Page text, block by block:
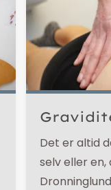
Det er altid
selv eller en,